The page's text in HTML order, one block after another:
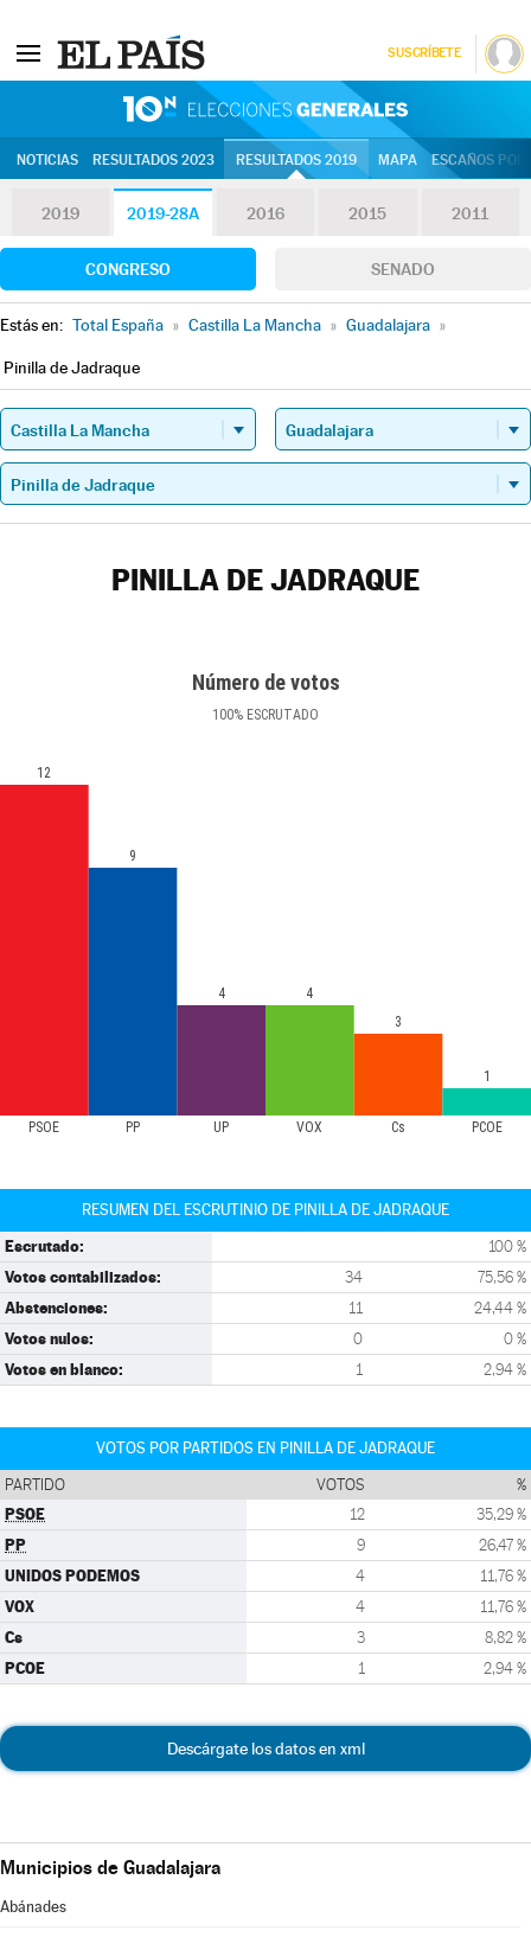
SUSCRÍBETE
NOTICIAS RESULTADOS 2023 RESULTADOS 2019 MAPA ESCAÑOS
2019 2019-28A 2016 2015 2011
CONGRESO SENADO
Estás en: Total España » Castilla La Mancha » Guadalajara »
Pinilla de Jadraque
PINILLA DE JADRAQUE
Número de votos
100% ESCRUTADO
PSOE PP UP VOX Cs PCOE
12
9
4
4
3
1
RESUMEN DEL ESCRUTINIO DE PINILLA DE JADRAQUE
Escrutado: 100 %
Votos contabilizados: 34 75,56 %
Abstenciones: 11 24,44 %
Votos nulos: 0 0 %
Votos en blanco: 1 2,94 %
VOTOS POR PARTIDOS EN PINILLA DE JADRAQUE
PARTIDO VOTOS %
PSOE 12 35,29 %
PP 9 26,47 %
UNIDOS PODEMOS 4 11,76 %
VOX 4 11,76 %
Cs 3 8,82 %
PCOE 1 2,94 %
Descárgate los datos en xml
Municipios de Guadalajara
Abánades